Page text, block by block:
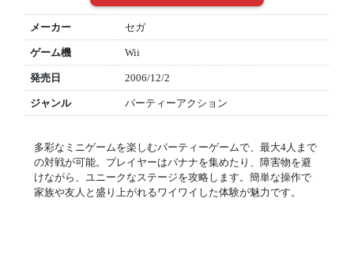
メーカー セガ
ゲーム機 Wii
発売日 2006/12/2
ジャンル パーティーアクション
多彩なミニゲームを楽しむパーティーゲームで、最大4人まで
の対戦が可能。プレイヤーはバナナを集めたり、障害物を避
けながら、ユニークなステージを攻略します。簡単な操作で
家族や友人と盛り上がれるワイワイした体験が魅力です。